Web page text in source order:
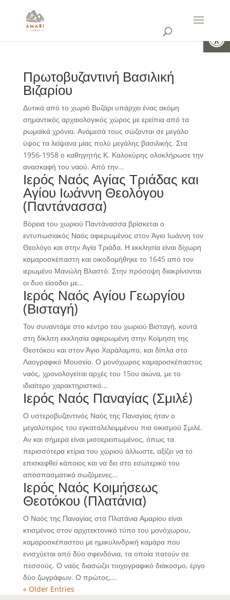
Πρωτοβυζαντινή Βασιλική
Βιζαρίου
Δυτικά από το χωριό Βυζάρι υπάρχει ένας ακόμη
σημαντικός αρχαιολογικός χώρος με ερείπια από τα
ρωμαϊκά χρόνια. Ανάμεσά τους σώζονται σε μεγάλο
ύψος τα λείψανα μίας πολύ μεγάλης βασιλικής. Στα
1956-1958 ο καθηγητής Κ. Καλοκύρης ολοκλήρωσε την
ανασκαφή του ναού. Από την...
Ιερός Ναός Αγίας Τριάδας και
Αγίου Ιωάννη Θεολόγου
(Παντάνασσα)
Bόρεια του χωριού Παντάνασσα βρίσκεται ο
εντυπωσιακός Ναός αφιερωμένος στον Άγιο Ιωάννη τον
Θεολόγο και στην Αγία Τριάδα. Η εκκλησία είναι δίχωρη
καμαροσκέπαστη και οικοδομήθηκε το 1645 από τον
ιερωμένο Μανώλη Βλαστό. Στην πρόσοψη διακρίνονται
οι δυο είσοδοι με...
Ιερός Ναός Αγίου Γεωργίου
(Βισταγή)
Τον συναντάμε στο κέντρο του χωριού Βισταγή, κοντά
στη δίκλιτη εκκλησία αφιερωμένη στην Κοίμηση της
Θεοτόκου και στον Άγιο Χαράλαμπο, και δίπλα στο
Λαογραφικό Μουσείο. Ο μονόχωρος καμαροσκέπαστος
ναός, χρονολογείται αρχές του 15ου αιώνα, με το
ιδιαίτερο χαρακτηριστικό...
Ιερός Ναός Παναγίας (Σμιλέ)
Ο υστεροβυζαντινός Ναός της Παναγίας ήταν ο
μεγαλύτερος του εγκαταλελειμμένου πια οικισμού Σμιλέ.
Αν και σήμερα είναι μισοερειπωμένος, όπως τα
περισσότερα κτίρια του χωριού άλλωστε, αξίζει να το
επισκεφθεί κάποιος και να δει στο εσωτερικό του
αποσπασματικά σωζόμενες...
Ιερός Ναός Κοιμήσεως
Θεοτόκου (Πλατάνια)
Ο Ναός της Παναγίας στα Πλατάνια Αμαρίου είναι
κτισμένος στον αρχιτεκτονικό τύπο του μονόχωρου,
καμαροσκέπαστου με ημικυλινδρική καμάρα που
ενισχύεται από δύο σφενδόνια, τα οποία πατούν σε
πεσσούς. Ο ναός διασώζει τοιχογραφικό διάκοσμο, έργο
δύο ζωγράφων. Ο πρώτος,...
« Older Entries